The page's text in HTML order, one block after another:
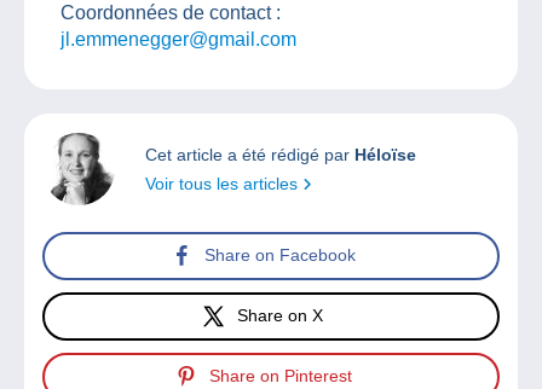
Coordonnées de contact :
jl.emmenegger@gmail.com
Cet article a été rédigé par Héloïse
Voir tous les articles
Share on Facebook
Share on X
Share on Pinterest